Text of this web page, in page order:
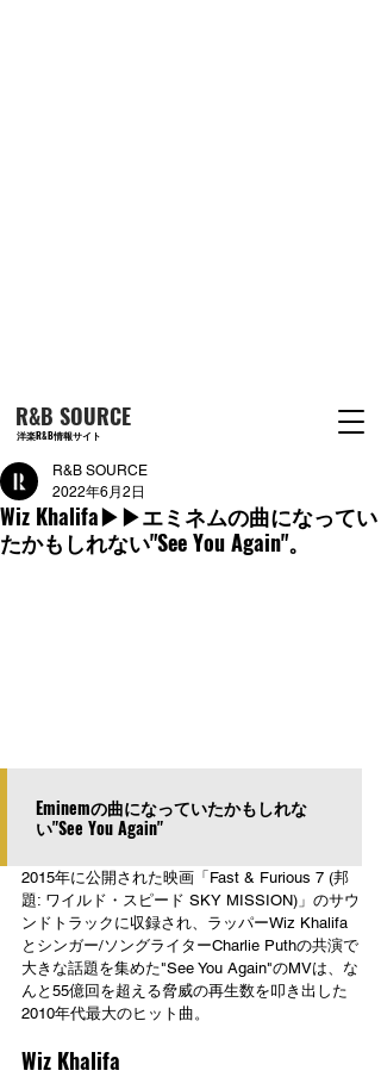
R&B SOURCE
洋楽R&B情報サイト
Wiz Khalifa▶︎▶︎エミネムの曲になってい
たかもしれない"See You Again"。
R&B SOURCE
2022年6月2日
Eminemの曲になっていたかもしれな
い"See You Again"
2015年に公開された映画「Fast & Furious 7 (邦
題: ワイルド・スピード SKY MISSION)」のサウ
ンドトラックに収録され、ラッパーWiz Khalifa
とシンガー/ソングライターCharlie Puthの共演で
大きな話題を集めた"See You Again"のMVは、な
んと55億回を超える脅威の再生数を叩き出した
2010年代最大のヒット曲。
Wiz Khalifa